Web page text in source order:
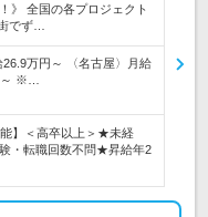
》 全国の各プロジェクト
でず…
26.9万円～ 〈名古屋〉月給
～ ※…
能】＜高卒以上＞★未経
・転職回数不問★昇給年2